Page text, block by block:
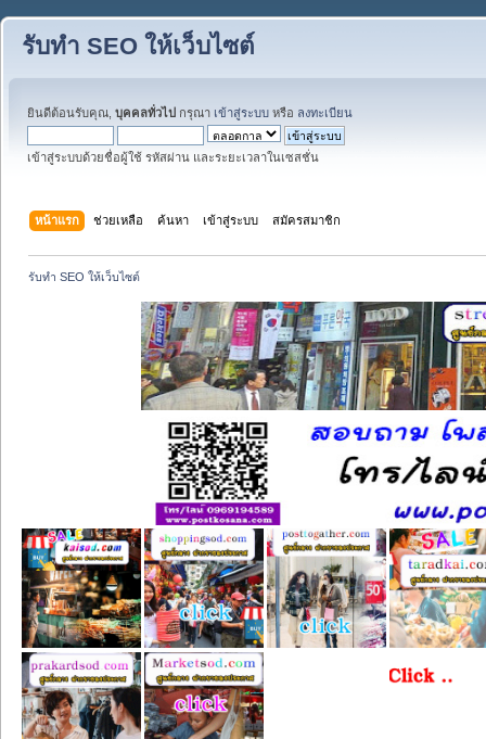
รับทำ SEO ให้เว็บไซต์
ยินดีต้อนรับคุณ, บุคคลทั่วไป กรุณา เข้าสู่ระบบ หรือ ลงทะเบียน
เข้าสู่ระบบด้วยชื่อผู้ใช้ รหัสผ่าน และระยะเวลาในเซสชั่น
หน้าแรก ช่วยเหลือ ค้นหา เข้าสู่ระบบ สมัครสมาชิก
รับทำ SEO ให้เว็บไซต์